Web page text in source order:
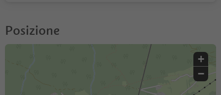
Posizione
+
−